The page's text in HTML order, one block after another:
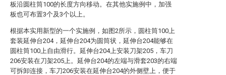
板沿圆柱筒100的长度方向移动。在其他实施例中，加强
板也可布置3个及3个以上。
根据本实用新型的一个实施例，如图2所示，圆柱筒100上
套装延伸台204，延伸台204为圆筒状，延伸台204能够在
圆柱筒100上自由滑行。延伸台204上安装刀架205，车刀
206安装在刀架205上。延伸台204的左端与滑套203的右端
可拆卸连接，车刀206安装在延伸台204的外侧壁上，便于